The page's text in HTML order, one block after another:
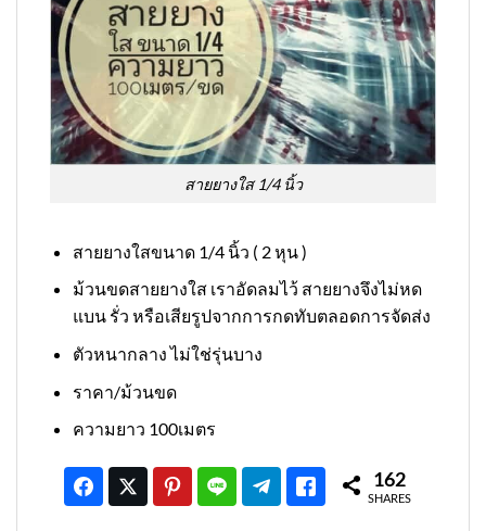
สายยางใส 1/4 นิ้ว
สายยางใสขนาด 1/4 นิ้ว ( 2 หุน )
ม้วนขดสายยางใส เราอัดลมไว้ สายยางจึงไม่หด
แบน รั่ว หรือเสียรูปจากการกดทับตลอดการจัดส่ง
ตัวหนากลาง ไม่ใช่รุ่นบาง
ราคา/ม้วนขด
ความยาว 100เมตร
162
SHARES